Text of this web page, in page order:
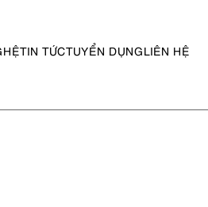
TIN TỨCTUYỂN DỤNGLIÊN HỆ